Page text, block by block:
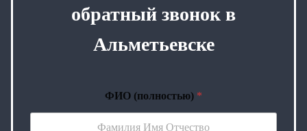
обратный звонок в
Альметьевске
ФИО (полностью) *